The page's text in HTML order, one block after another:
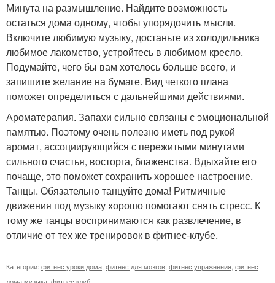
Минута на размышление. Найдите возможность
остаться дома одному, чтобы упорядочить мысли.
Включите любимую музыку, достаньте из холодильника
любимое лакомство, устройтесь в любимом кресло.
Подумайте, чего бы вам хотелось больше всего, и
запишите желание на бумаге. Вид четкого плана
поможет определиться с дальнейшими действиями.
Ароматерапия. Запахи сильно связаны с эмоциональной
памятью. Поэтому очень полезно иметь под рукой
аромат, ассоциирующийся с пережитыми минутами
сильного счастья, восторга, блаженства. Вдыхайте его
почаще, это поможет сохранить хорошее настроение.
Танцы. Обязательно танцуйте дома! Ритмичные
движения под музыку хорошо помогают снять стресс. К
тому же танцы воспринимаются как развлечение, в
отличие от тех же тренировок в фитнес-клубе.
Категории: фитнес уроки дома фитнес для мозгов фитнес упражнения фитнес